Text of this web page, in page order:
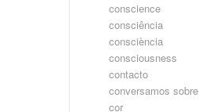
conscience
consciência
consciència
consciousness
contacto
conversamos sobre
cor